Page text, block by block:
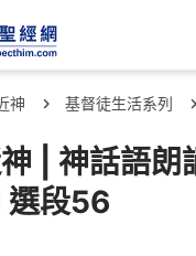
神 基督徒生活系列
| 神話語朗
選段56